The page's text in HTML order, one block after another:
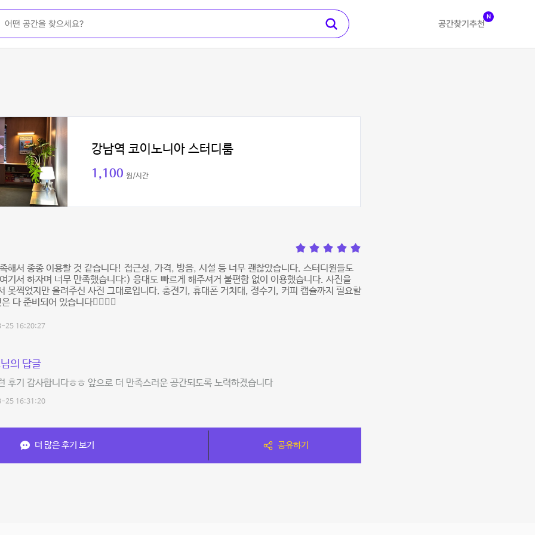
공간찾기 추천
N
강남역 코이노니아 스터디룸
1,100 원/시간
해서 종종 이용할 것 같습니다! 접근성, 가격, 방음, 시설 등 너무 괜찮았습니다. 스터디원들도
기서 하자며 너무 만족했습니다:) 응대도 빠르게 해주셔거 불편함 없이 이용했습니다. 사진을
못찍었지만 올려주신 사진 그대로입니다. 충전기, 휴대폰 거치대, 정수기, 커피 캡슐까지 필요할
다 준비되어 있습니다👍🏻👍🏻
25 16:20:27
의 답글
후기 감사합니다ㅎㅎ 앞으로 더 만족스러운 공간되도록 노력하겠습니다
25 16:31:20
더 많은 후기 보기 공유하기